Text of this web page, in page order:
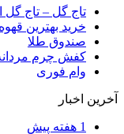
تاج گل – تاج گل
خرید بهترین
صندوق طلا
کفش چرم
وام فوری
آخرین اخبار
1 هفته پیش